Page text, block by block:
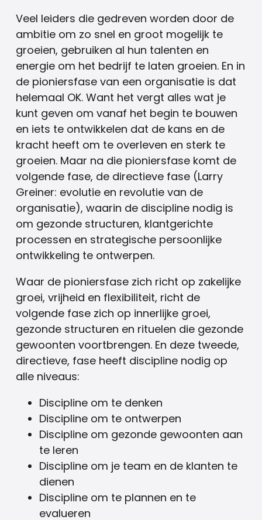
Veel leiders die gedreven worden door de
ambitie om zo snel en groot mogelijk te
groeien, gebruiken al hun talenten en
energie om het bedrijf te laten groeien. En in
de pioniersfase van een organisatie is dat
helemaal OK. Want het vergt alles wat je
kunt geven om vanaf het begin te bouwen
en iets te ontwikkelen dat de kans en de
kracht heeft om te overleven en sterk te
groeien. Maar na die pioniersfase komt de
volgende fase, de directieve fase (Larry
Greiner: evolutie en revolutie van de
organisatie), waarin de discipline nodig is
om gezonde structuren, klantgerichte
processen en strategische persoonlijke
ontwikkeling te ontwerpen.
Waar de pioniersfase zich richt op zakelijke
groei, vrijheid en flexibiliteit, richt de
volgende fase zich op innerlijke groei,
gezonde structuren en rituelen die gezonde
gewoonten voortbrengen. En deze tweede,
directieve, fase heeft discipline nodig op
alle niveaus:
Discipline om te denken
Discipline om te ontwerpen
Discipline om gezonde gewoonten aan
te leren
Discipline om je team en de klanten te
dienen
Discipline om te plannen en te
evalueren